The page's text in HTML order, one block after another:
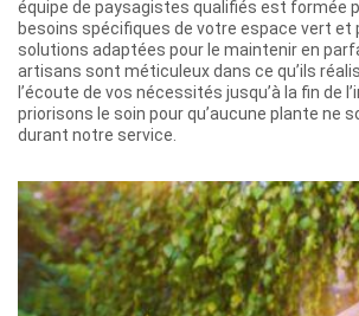
équipe de paysagistes qualifiés est formée
besoins spécifiques de votre espace vert et
solutions adaptées pour le maintenir en
artisans sont méticuleux dans ce qu’ils
l’écoute de vos nécessités jusqu’à la fin de
priorisons le soin pour qu’aucune plante ne
durant notre service.